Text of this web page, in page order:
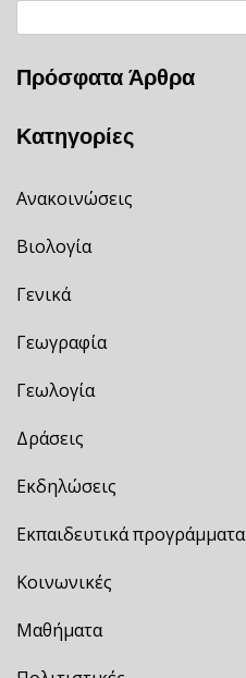
Πρόσφατα Άρθρα
Κατηγορίες
Ανακοινώσεις
Βιολογία
Γενικά
Γεωγραφία
Γεωλογία
Δράσεις
Εκδηλώσεις
Εκπαιδευτικά προγράμματα
Κοινωνικές
Μαθήματα